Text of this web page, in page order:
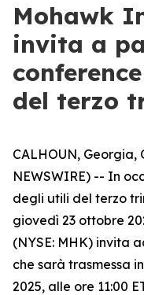
Mohawk
invita a
del terzo
CALHOUN, Georgia,
NEWSWIRE) -- In
degli utili del terzo
giovedì 23 ottobre
(NYSE: MHK) invita
che sarà trasmessa
2025, alle ore 11:00